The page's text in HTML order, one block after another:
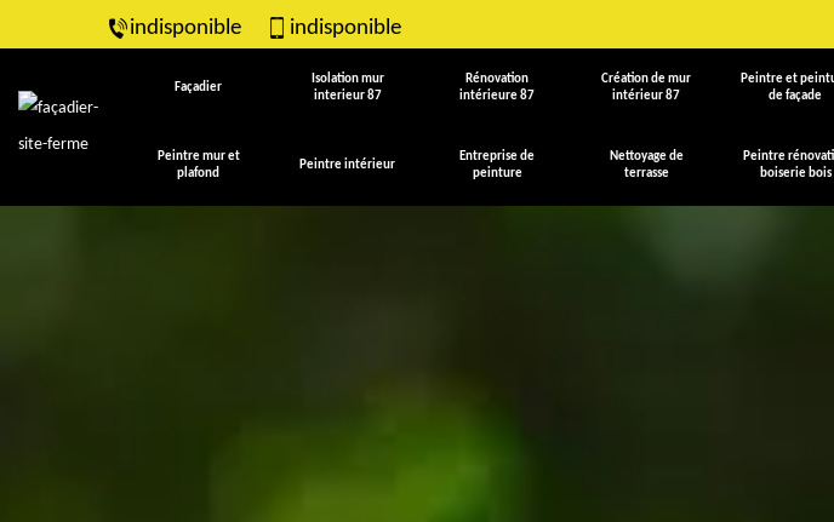
indisponible indisponible
Façadier
Isolation mur
interieur 87
Rénovation
intérieure 87
Création de mur
intérieur 87
Peintre et
de façade
Peintre mur et
plafond
Peintre intérieur
Entreprise de
peinture
Nettoyage de
terrasse
Peintre
boiserie bois